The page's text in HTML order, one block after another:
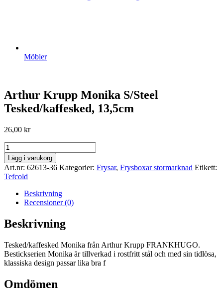
Möbler
Arthur Krupp Monika S/Steel
Tesked/kaffesked, 13,5cm
26,00 kr
Arthur
Krupp
Monika
S/Steel
Tesked/kaffesked,
13,5cm
mängd
Lägg i varukorg
Art.nr: 62613-36 Kategorier: Frysar, Frysboxar stormarknad Etikett:
Tefcold
Beskrivning
Recensioner (0)
Beskrivning
Tesked/kaffesked Monika från Arthur Krupp FRANKHUGO.
Bestickserien Monika är tillverkad i rostfritt stål och med sin tidlösa,
klassiska design passar lika bra f
Omdömen